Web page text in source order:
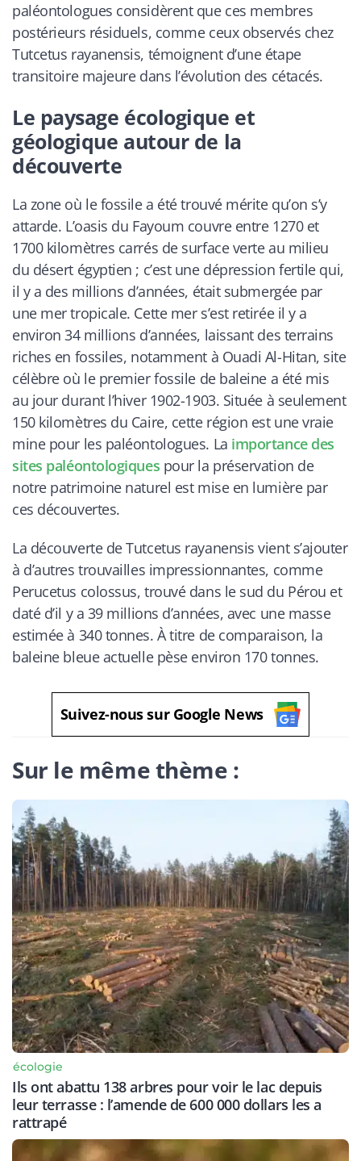
paléontologues considèrent que ces membres
postérieurs résiduels, comme ceux observés chez
Tutcetus rayanensis, témoignent d’une étape
transitoire majeure dans l’évolution des cétacés.
Le paysage écologique et
géologique autour de la
découverte
La zone où le fossile a été trouvé mérite qu’on s’y
attarde. L’oasis du Fayoum couvre entre 1270 et
1700 kilomètres carrés de surface verte au milieu
du désert égyptien ; c’est une dépression fertile qui,
il y a des millions d’années, était submergée par
une mer tropicale. Cette mer s’est retirée il y a
environ 34 millions d’années, laissant des terrains
riches en fossiles, notamment à Ouadi Al-Hitan, site
célèbre où le premier fossile de baleine a été mis
au jour durant l’hiver 1902-1903. Située à seulement
150 kilomètres du Caire, cette région est une vraie
mine pour les paléontologues. La importance des
sites paléontologiques pour la préservation de
notre patrimoine naturel est mise en lumière par
ces découvertes.
La découverte de Tutcetus rayanensis vient s’ajouter
à d’autres trouvailles impressionnantes, comme
Perucetus colossus, trouvé dans le sud du Pérou et
daté d’il y a 39 millions d’années, avec une masse
estimée à 340 tonnes. À titre de comparaison, la
baleine bleue actuelle pèse environ 170 tonnes.
Suivez-nous sur Google News
Sur le même thème :
écologie
Ils ont abattu 138 arbres pour voir le lac depuis
leur terrasse : l’amende de 600 000 dollars les a
rattrapé